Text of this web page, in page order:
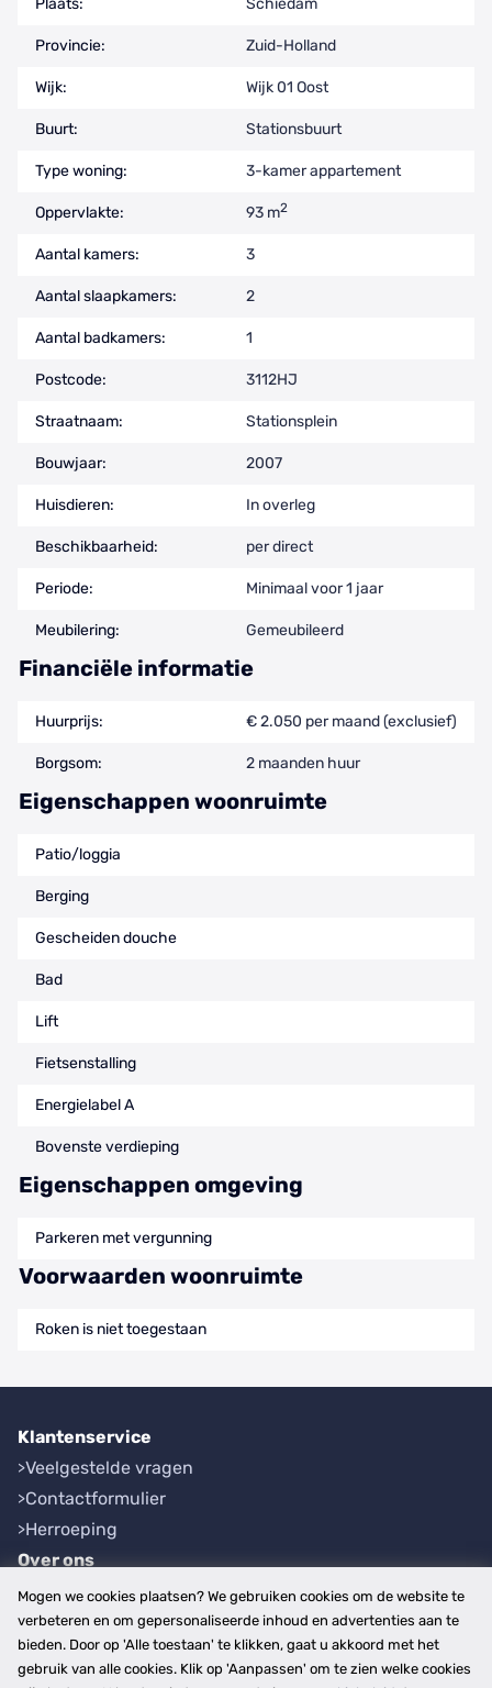
Plaats: Schiedam
Provincie: Zuid-Holland
Wijk: Wijk 01 Oost
Buurt: Stationsbuurt
Type woning: 3-kamer appartement
Oppervlakte: 93 m2
Aantal kamers: 3
Aantal slaapkamers: 2
Aantal badkamers: 1
Postcode: 3112HJ
Straatnaam: Stationsplein
Bouwjaar: 2007
Huisdieren: In overleg
Beschikbaarheid: per direct
Periode: Minimaal voor 1 jaar
Meubilering: Gemeubileerd
Financiële informatie
Huurprijs: € 2.050 per maand (exclusief)
Borgsom: 2 maanden huur
Eigenschappen woonruimte
Patio/loggia
Berging
Gescheiden douche
Bad
Lift
Fietsenstalling
Energielabel A
Bovenste verdieping
Eigenschappen omgeving
Parkeren met vergunning
Voorwaarden woonruimte
Roken is niet toegestaan
Klantenservice
Veelgestelde vragen
Contactformulier
Herroeping
Over ons
Bedrijfsgegevens
Werkwijze
Overzichten
Plaatsen
Mogen we cookies plaatsen? We gebruiken cookies om de website te
verbeteren en om gepersonaliseerde inhoud en advertenties aan te
bieden. Door op 'Alle toestaan' te klikken, gaat u akkoord met het
gebruik van alle cookies. Klik op 'Aanpassen' om te zien welke cookies